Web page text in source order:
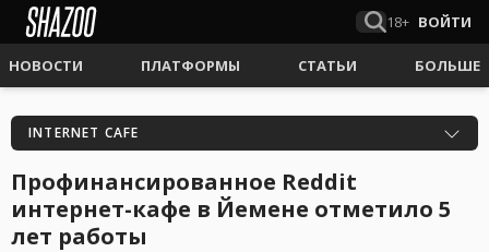
18+ ВОЙТИ
НОВОСТИ ПЛАТФОРМЫ СТАТЬИ БОЛЬШЕ
INTERNET CAFE
Профинансированное Reddit
интернет-кафе в Йемене отметило 5
лет работы